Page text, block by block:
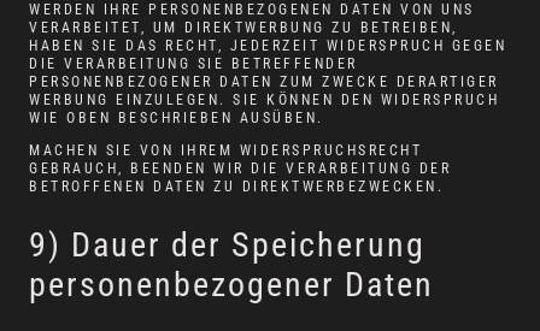
WERDEN IHRE PERSONENBEZOGENEN DATEN VON UNS
VERARBEITET, UM DIREKTWERBUNG ZU BETREIBEN,
HABEN SIE DAS RECHT, JEDERZEIT WIDERSPRUCH GEGEN
DIE VERARBEITUNG SIE BETREFFENDER
PERSONENBEZOGENER DATEN ZUM ZWECKE DERARTIGER
WERBUNG EINZULEGEN. SIE KÖNNEN DEN WIDERSPRUCH
WIE OBEN BESCHRIEBEN AUSÜBEN.
MACHEN SIE VON IHREM WIDERSPRUCHSRECHT
GEBRAUCH, BEENDEN WIR DIE VERARBEITUNG DER
BETROFFENEN DATEN ZU DIREKTWERBEZWECKEN.
9) Dauer der Speicherung
personenbezogener Daten